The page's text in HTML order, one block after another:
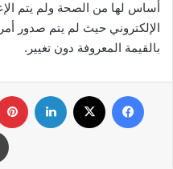
أساس لها من الصحة ولم يتم
الإلكتروني حيث لم يتم صدور
بالقيمة المعروفة دون تغيير.
فيسبوك لينكدإن